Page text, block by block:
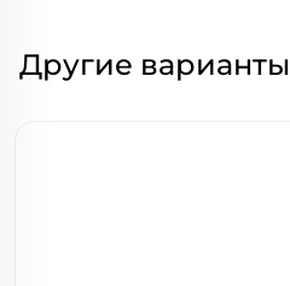
Другие варианты